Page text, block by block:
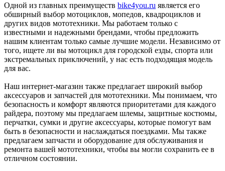
Одной из главных преимуществ bike4you.ru является его
обширный выбор мотоциклов, мопедов, квадроциклов и
других видов мототехники. Мы работаем только с
известными и надежными брендами, чтобы предложить
нашим клиентам только самые лучшие модели. Независимо от
того, ищете ли вы мотоцикл для городской езды, спорта или
экстремальных приключений, у нас есть подходящая модель
для вас.
Наш интернет-магазин также предлагает широкий выбор
аксессуаров и запчастей для мототехники. Мы понимаем, что
безопасность и комфорт являются приоритетами для каждого
райдера, поэтому мы предлагаем шлемы, защитные костюмы,
перчатки, сумки и другие аксессуары, которые помогут вам
быть в безопасности и наслаждаться поездками. Мы также
предлагаем запчасти и оборудование для обслуживания и
ремонта вашей мототехники, чтобы вы могли сохранить ее в
отличном состоянии.